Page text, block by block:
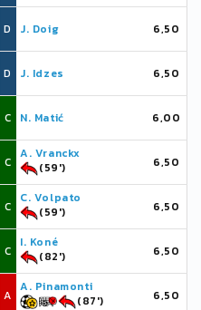
D J. Doig 6,50
D J. Idzes 6,50
C N. Matić 6,00
C
A. Vranckx
(59')
6,50
C
C. Volpato
(59')
6,50
C
I. Koné
(82')
6,50
A
A. Pinamonti
(87')
6,50